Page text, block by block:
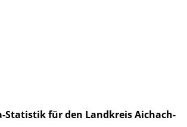
Statistik für den Landkreis Aichach-